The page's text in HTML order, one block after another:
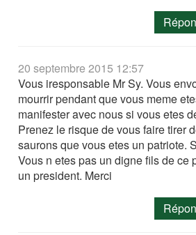
20 septembre 2015 12:57
Vous iresponsable Mr Sy. Vous
mourrir pendant que vous meme
manifester avec nous si vous etes
Prenez le risque de vous faire tirer
saurons que vous etes un patriote.
Vous n etes pas un digne fils de ce
un president. Merci